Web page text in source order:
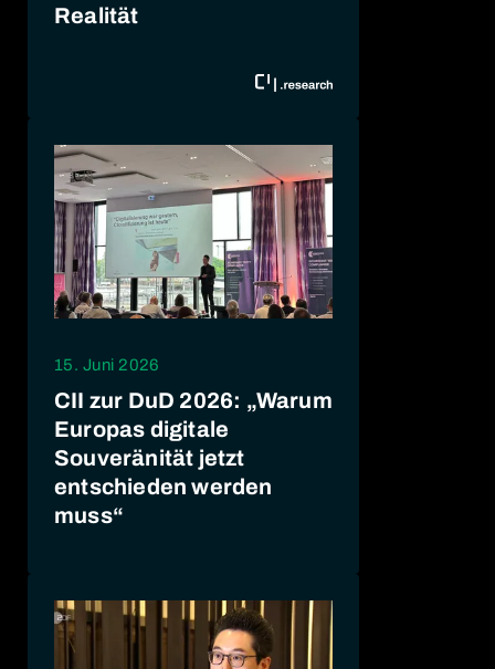
Realität
15. Juni 2026
CII zur DuD 2026: „Warum
Europas digitale
Souveränität jetzt
entschieden werden
muss“